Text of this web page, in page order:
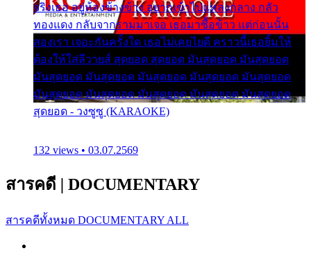
จริงเธอ อยู่ห้องข้างข้าง อยากเข้าไปแหลงกลาง กลัว
ทองแดง กลับจากรามมาเจอ เธอมาซื้อข้าว แต่ก่อนนั้น
สองเรา เจอะกันครั้งใด เธอไม่เคยไยดี คราวนี้เธอยิ้มให้
ต้องให้ใส่ลีวายส์ สุดยอด สุดยอด มันสุดยอด มันสุดยอด
มันสุดยอด มันสุดยอด มันสุดยอด มันสุดยอด มันสุดยอด
มันสุดยอด มันสุดยอด มันสุดยอด มันสุดยอด มันสุดยอด
สุดยอด - วงซูซู (KARAOKE)
132 views • 03.07.2569
สารคดี | DOCUMENTARY
สารคดีทั้งหมด DOCUMENTARY ALL